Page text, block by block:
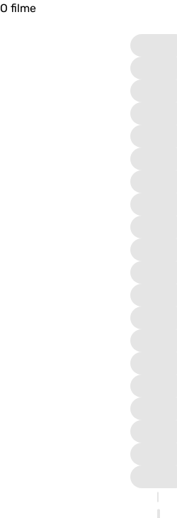
O filme